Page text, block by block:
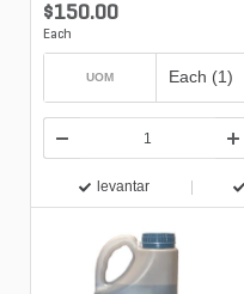
$150.00
Each
UOM Each (1)
levantar